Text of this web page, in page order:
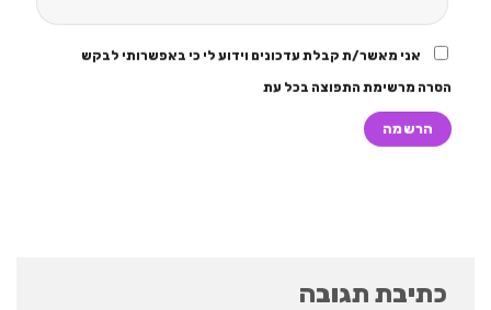
אני מאשר/ת קבלת עדכונים וידוע לי כי באפשרותי לבקש
הסרה מרשימת התפוצה בכל עת
כתיבת תגובה